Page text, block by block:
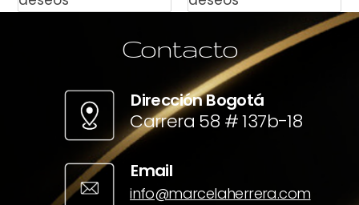
Contacto
Dirección Bogotá
Carrera 58 # 137b-18
Email
info@marcelaherrera.com